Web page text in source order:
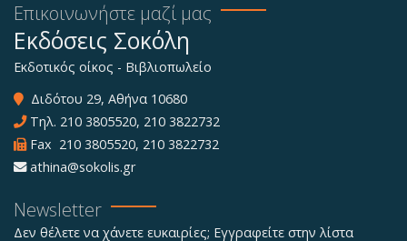
Επικοινωνήστε μαζί μας
Εκδόσεις Σοκόλη
Εκδοτικός οίκος - Βιβλιοπωλείο
Διδότου 29, Αθήνα 10680
Τηλ. 210 3805520, 210 3822732
Fax 210 3805520, 210 3822732
athina@sokolis.gr
Newsletter
Δεν θέλετε να χάνετε ευκαιρίες; Εγγραφείτε στην λίστα